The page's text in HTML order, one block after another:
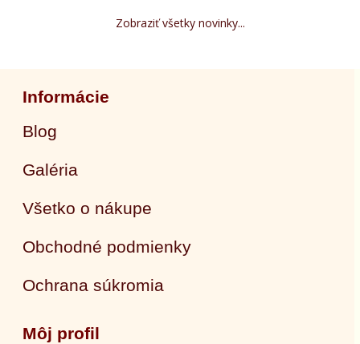
Zobraziť všetky novinky...
Informácie
Blog
Galéria
Všetko o nákupe
Obchodné podmienky
Ochrana súkromia
Môj profil